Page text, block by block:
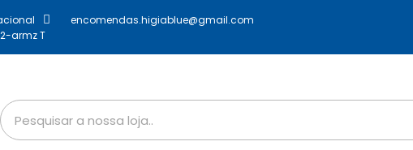
encomendas.higiablue@gmail.com
armz T